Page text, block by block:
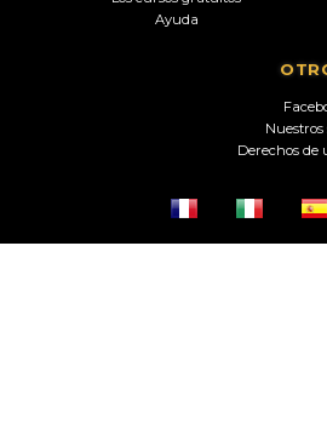
Ayuda
Nuestros
Derechos de